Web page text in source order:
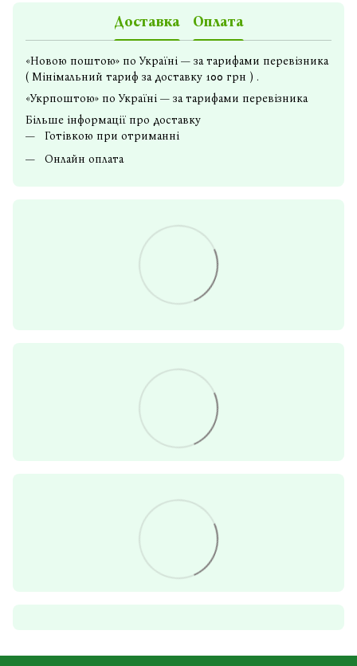
Доставка Оплата
«Новою поштою» по Україні — за тарифами перевізника
( Мінімальний тариф за доставку 100 грн ) .
«Укрпоштою» по Україні — за тарифами перевізника
Більше інформації про доставку
Готівкою при отриманні
Онлайн оплата